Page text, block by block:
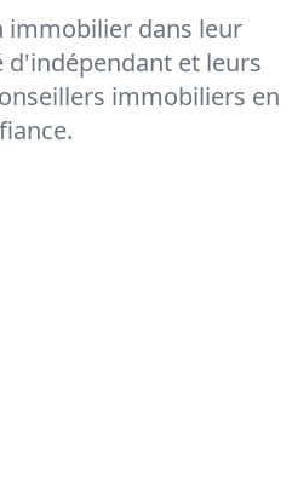
immobilier dans leur
et leurs
immobiliers en